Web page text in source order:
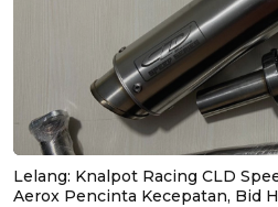
Lelang: Knalpot Racing CLD
Aerox Pencinta Kecepatan, Bid